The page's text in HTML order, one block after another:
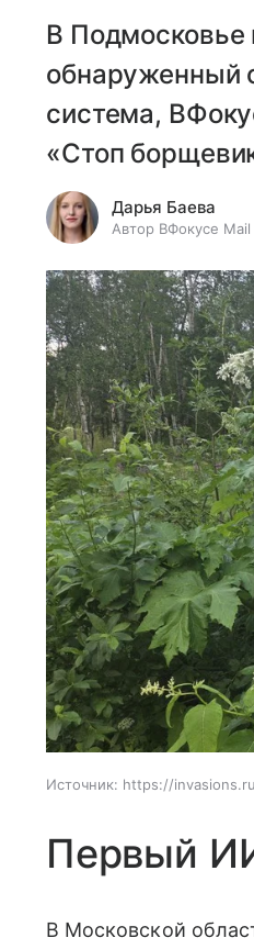
В
обнаруженный
система,
«Стоп
Дарья Баева
Автор ВФокусе Mail
Источник: https://
Первый
В Московской